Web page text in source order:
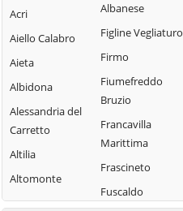
Acri
Aiello Calabro
Aieta
Albidona
Alessandria del
Carretto
Altilia
Altomonte
Amantea
Albanese
Figline Vegliaturo
Firmo
Fiumefreddo
Bruzio
Francavilla
Marittima
Frascineto
Fuscaldo